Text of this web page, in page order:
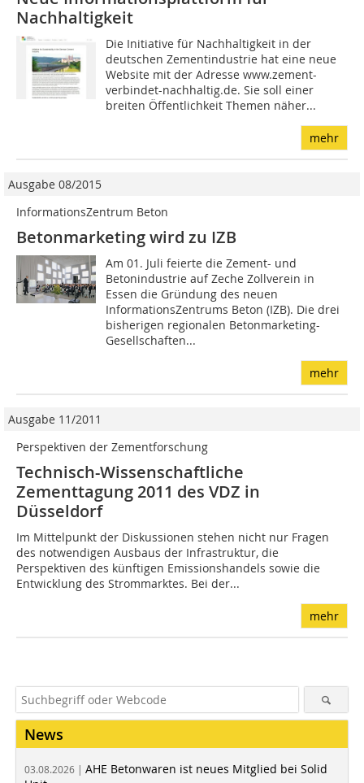
Nachhaltigkeit
Die Initiative für Nachhaltigkeit in der
deutschen Zementindustrie hat eine neue
Website mit der Adresse www.zement-
verbindet-nachhaltig.de. Sie soll einer
breiten Öffentlichkeit Themen näher...
mehr
Ausgabe 08/2015
InformationsZentrum Beton
Betonmarketing wird zu IZB
Am 01. Juli feierte die Zement- und
Betonindustrie auf Zeche Zollverein in
Essen die Gründung des neuen
InformationsZentrums Beton (IZB). Die drei
bisherigen regionalen Betonmarketing-
Gesellschaften...
mehr
Ausgabe 11/2011
Perspektiven der Zementforschung
Technisch-Wissenschaftliche
Zementtagung 2011 des VDZ in
Düsseldorf
Im Mittelpunkt der Diskussionen stehen nicht nur Fragen
des notwendigen Ausbaus der Infrastruktur, die
Perspektiven des künftigen Emissionshandels sowie die
Entwicklung des Strommarktes. Bei der...
mehr
News
03.08.2026 | AHE Betonwaren ist neues Mitglied bei Solid